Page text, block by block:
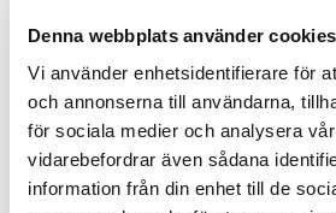
Denna webbplats använder cookies
Vi använder enhetsidentifierare för
och annonserna till användarna,
för sociala medier och analysera
vidarebefordrar även sådana
information från din enhet till de
Vera Leo Scarf Brown/Camel
149kr